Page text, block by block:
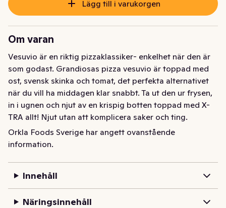
Lägg till i varukorgen
Om varan
Vesuvio är en riktig pizzaklassiker- enkelhet när den är
som godast. Grandiosas pizza vesuvio är toppad med
ost, svensk skinka och tomat, det perfekta alternativet
när du vill ha middagen klar snabbt. Ta ut den ur frysen,
in i ugnen och njut av en krispig botten toppad med X-
TRA allt! Njut utan att komplicera saker och ting.
Grandiosa bakade sin första pizza redan på 70-talet
Fryspizzorna finns i flera storlekar och passar lika bra
som mellanmål, middag eller om du bara är sugen. Alla
pizzorna från Grandiosa är stenugnsbakade och
gräddade i Sveriges största pizzeria i Vansbro.
Orkla Foods Sverige har angett ovanstående
information.
Innehåll
Näringsinnehåll